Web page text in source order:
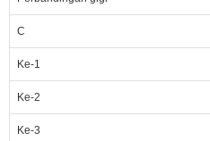
C
Ke-1
Ke-2
Ke-3